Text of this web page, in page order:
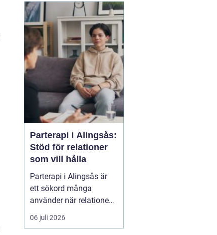
länge innan de söker
hjälp, fast problemen
ofta går att påverka. En
naprapat i Köping kan
hjälpa till att hitta
orsaken bak...
Parterapi i Alingsås:
Stöd för relationer
som vill hålla
Parterapi i Alingsås är
ett sökord många
använder när relationen
börjar skava och
vardagen känns mer
06 juli 2026